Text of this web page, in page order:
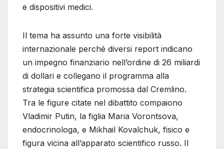
e dispositivi medici.
Il tema ha assunto una forte visibilità
internazionale perché diversi report indicano
un impegno finanziario nell’ordine di 26 miliardi
di dollari e collegano il programma alla
strategia scientifica promossa dal Cremlino.
Tra le figure citate nel dibattito compaiono
Vladimir Putin, la figlia Maria Vorontsova,
endocrinologa, e Mikhail Kovalchuk, fisico e
figura vicina all’apparato scientifico russo. Il